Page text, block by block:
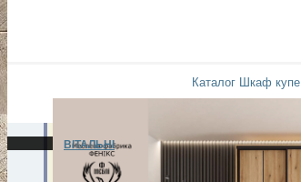
ВІТАЛЬНІ
Каталог Шкаф купе